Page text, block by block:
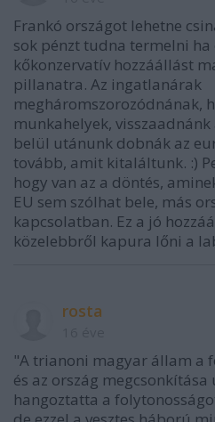
Frankó országot lehetne
sok pénzt tudna termelni ha
kőkonzervatív hozzáállást
pillanatra. Az ingatlanárak
megháromszorozódnának,
munkahelyek,
belül utánunk dobnák az
tovább, amit kitaláltunk. :)
hogy van az a döntés,
EU sem szólhat bele, más
kapcsolatban. Ez a jó
közelebbről kapura lőni a
rosta
"A trianoni magyar állam a
és az ország
hangoztatta a